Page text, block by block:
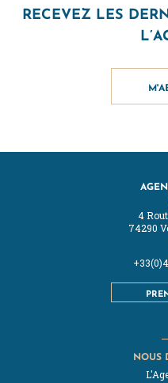
RECEVEZ LES
4
74290
NOUS